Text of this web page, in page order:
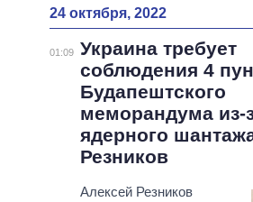
24 октября, 2022
01:09 Украина требует
соблюдения 4
Будапештского
меморандума из-
ядерного
Резников
Алексей Резников